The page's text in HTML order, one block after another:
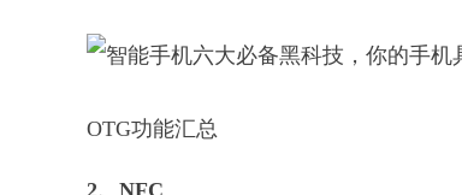
OTG功能汇总
2、NFC